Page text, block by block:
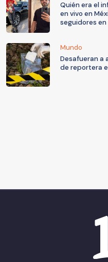
Quién era el
en vivo en
seguidores en
Mundo
Desafueran a
de reportera